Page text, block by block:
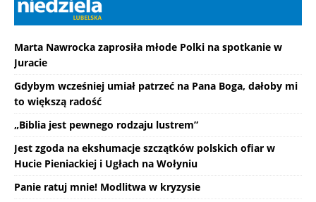
Marta Nawrocka zaprosiła młode Polki na spotkanie w
Juracie
Gdybym wcześniej umiał patrzeć na Pana Boga, dałoby mi
to większą radość
„Biblia jest pewnego rodzaju lustrem”
Jest zgoda na ekshumacje szczątków polskich ofiar w
Hucie Pieniackiej i Ugłach na Wołyniu
Panie ratuj mnie! Modlitwa w kryzysie